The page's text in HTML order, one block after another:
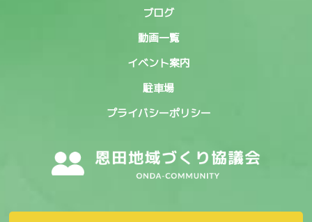
ブログ
動画一覧
イベント案内
駐車場
プライバシーポリシー